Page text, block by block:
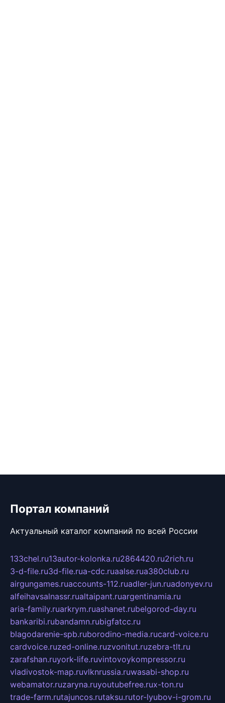
Портал компаний
Актуальный каталог компаний по всей России
133chel.ru13autor-kolonka.ru2864420.ru2rich.ru
3-d-file.ru3d-file.rua-cdc.ruaalse.rua380club.ru
airgungames.ruaccounts-112.ruadler-jun.ruadonyev.ru
alfeihavsalnassr.rualtaipant.ruargentinamia.ru
aria-family.ruarkrym.ruashanet.rubelgorod-day.ru
bankaribi.rubandamn.rubigfatcc.ru
blagodarenie-spb.ruborodino-media.rucard-voice.ru
cardvoice.ruzed-online.ruzvonitut.ruzebra-tlt.ru
zarafshan.ruyork-life.ruvintovoykompressor.ru
vladivostok-map.ruvlknrussia.ruwasabi-shop.ru
webamator.ruzaryna.ruyoutubefree.rux-ton.ru
trade-farm.rutajuncos.rutaksu.rutor-lyubov-i-grom.ru